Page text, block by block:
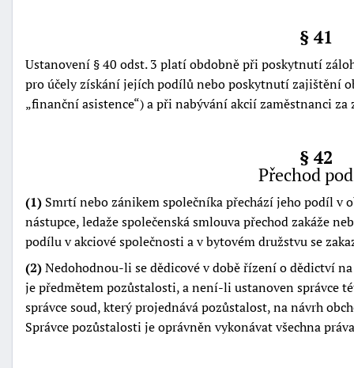
§ 41
Ustanovení § 40 odst. 3 platí obdobně při poskytnutí
pro účely získání jejích podílů nebo poskytnutí zajištění
finanční asistence ) a při nabývání akcií zaměstnanci
§ 42
Přechod
(1) Smrtí nebo zánikem společníka přechází jeho podíl v
nástupce, ledaže společenská smlouva přechod zakáže
podílu v akciové společnosti a v bytovém družstvu se
(2)Nedohodnou-li se dědicové v době řízení o dědictví
je předmětem pozůstalosti, a není-li ustanoven správce
správce soud, který projednává pozůstalost, na návrh
Správce pozůstalosti je oprávněn vykonávat všechna